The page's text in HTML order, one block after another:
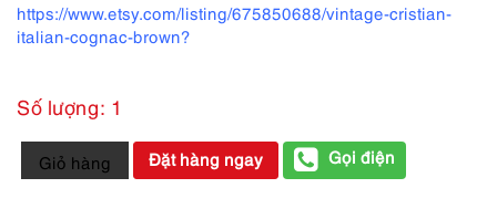
https://www.etsy.com/listing/675850688/vintage-cristian-
italian-cognac-brown?
Số lượng: 1
4360-
Túi
Giỏ hàng Đặt hàng ngay Gọi điện